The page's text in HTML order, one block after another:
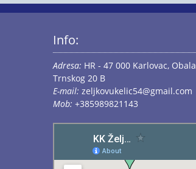
Info:
Adresa: HR - 47 000 Karlovac, Obala
Trnskog 20 B
E-mail: zeljkovukelic54@gmail.com
Mob: +385989821143